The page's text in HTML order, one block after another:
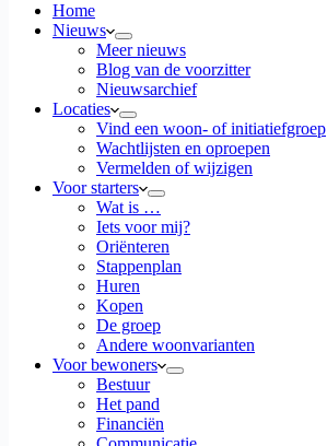
Home
Nieuws
Meer nieuws
Blog van de voorzitter
Nieuwsarchief
Locaties
Vind een woon- of initiatiefgroep
Wachtlijsten en oproepen
Vermelden of wijzigen
Voor starters
Wat is …
Iets voor mij?
Oriënteren
Stappenplan
Huren
Kopen
De groep
Andere woonvarianten
Voor bewoners
Bestuur
Het pand
Financiën